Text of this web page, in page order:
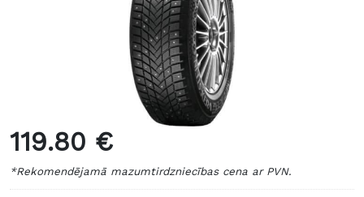
119.80 €
*Rekomendējamā mazumtirdzniecības cena ar PVN.